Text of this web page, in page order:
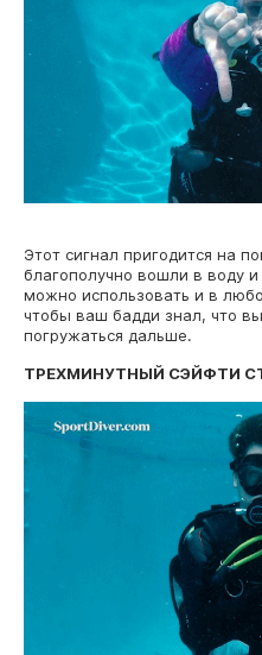
Этот сигнал пригодится на
благополучно вошли в воду
можно использовать и в
чтобы ваш бадди знал, что
погружаться дальше.
ТРЕХМИНУТНЫЙ СЭЙФТИ